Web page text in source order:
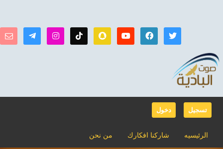
دخول تسجيل
من نحن شاركنا افكارك الرئيسيه